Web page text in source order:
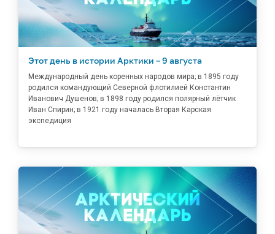
Этот день в истории Арктики – 9 августа
Международный день коренных народов мира; в 1895 году
родился командующий Северной флотилией Константин
Иванович Душенов; в 1898 году родился полярный лётчик
Иван Спирин; в 1921 году началась Вторая Карская
экспедиция